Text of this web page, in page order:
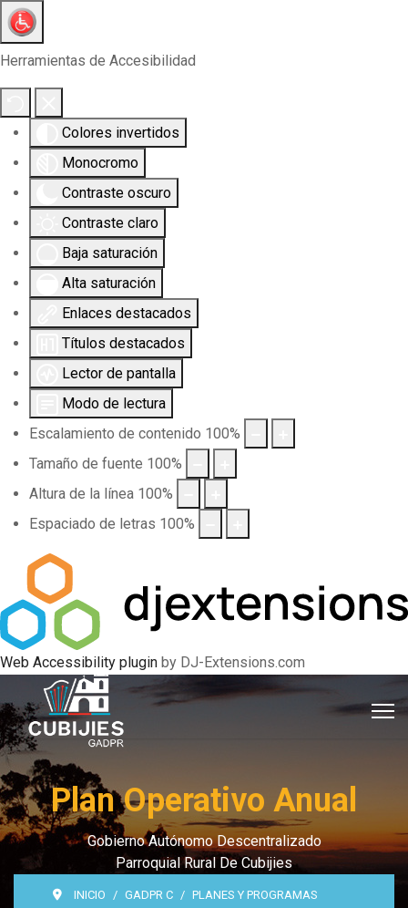
Herramientas de Accesibilidad
Colores invertidos
Monocromo
Contraste oscuro
Contraste claro
Baja saturación
Alta saturación
Enlaces destacados
Títulos destacados
Lector de pantalla
Modo de lectura
Escalamiento de contenido 100%
Tamaño de fuente 100%
Altura de la línea 100%
Espaciado de letras 100%
Web Accessibility plugin by DJ-Extensions.com
Plan Operativo Anual
Gobierno Autónomo Descentralizado
Parroquial Rural De Cubijies
INICIO GADPR C
PLANES Y PROGRAMAS